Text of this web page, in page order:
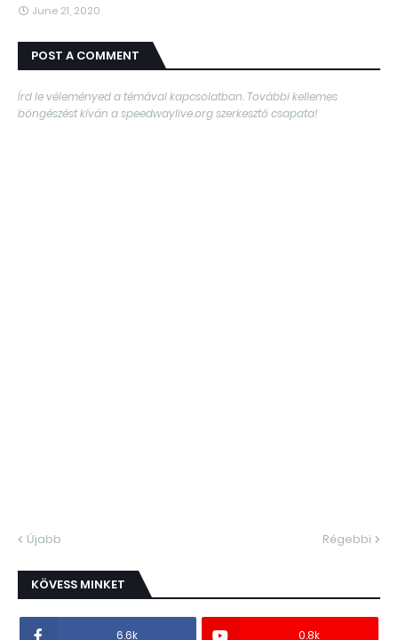
June 21, 2020
POST A COMMENT
Írd le véleményed a témával kapcsolatban. További kellemes
böngészést kíván a speedwaylive.org szerkesztő csapata!
Újabb Régebbi
KÖVESS MINKET
6.6k 0.8k